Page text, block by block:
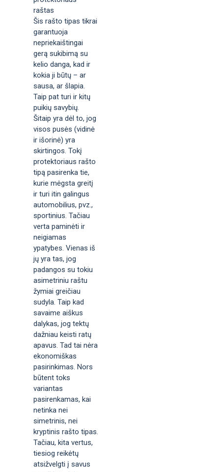
raštas
Šis rašto tipas tikrai
garantuoja
nepriekaištingai
gerą sukibimą su
kelio danga, kad ir
kokia ji būtų – ar
sausa, ar šlapia.
Taip pat turi ir kitų
puikių savybių.
Šitaip yra dėl to, jog
visos pusės (vidinė
ir išorinė) yra
skirtingos. Tokį
protektoriaus rašto
tipą pasirenka tie,
kurie mėgsta greitį
ir turi itin galingus
automobilius, pvz.,
sportinius. Tačiau
verta paminėti ir
neigiamas
ypatybes. Vienas iš
jų yra tas, jog
padangos su tokiu
asimetriniu raštu
žymiai greičiau
sudyla. Taip kad
savaime aiškus
dalykas, jog tektų
dažniau keisti ratų
apavus. Tad tai nėra
ekonomiškas
pasirinkimas. Nors
būtent toks
variantas
pasirenkamas, kai
netinka nei
simetrinis, nei
kryptinis rašto tipas.
Tačiau, kita vertus,
tiesiog reikėtų
atsižvelgti į savus